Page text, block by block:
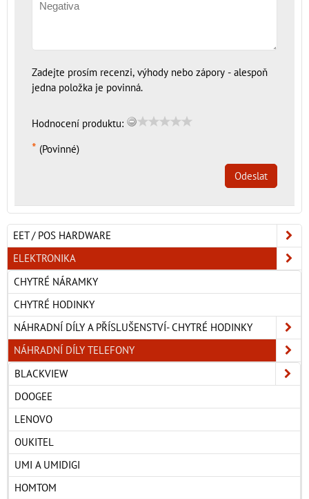
Zadejte prosím recenzi, výhody nebo zápory - alespoň
jedna položka je povinná.
Hodnocení produktu:
* (Povinné)
Odeslat
EET / POS HARDWARE
ELEKTRONIKA
CHYTRÉ NÁRAMKY
CHYTRÉ HODINKY
NÁHRADNÍ DÍLY A PŘÍSLUŠENSTVÍ- CHYTRÉ HODINKY
NÁHRADNÍ DÍLY TELEFONY
BLACKVIEW
DOOGEE
LENOVO
OUKITEL
UMI A UMIDIGI
HOMTOM